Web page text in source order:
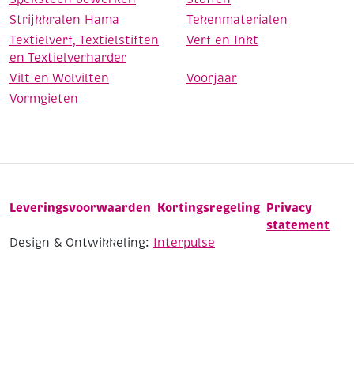
Strijkkralen Hama
Tekenmaterialen
Textielverf, Textielstiften
en Textielverharder
Verf en Inkt
Vilt en Wolvilten
Voorjaar
Vormgieten
Leveringsvoorwaarden Kortingsregeling Privacy
statement
Design & Ontwikkeling: Interpulse